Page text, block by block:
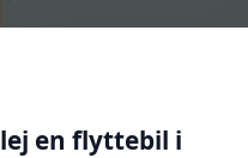
lej en flyttebil i